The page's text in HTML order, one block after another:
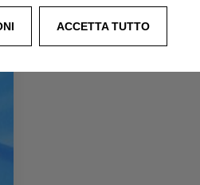
is
€
updated
1
Aggiungi al carrello
ACCETTA TUTTO